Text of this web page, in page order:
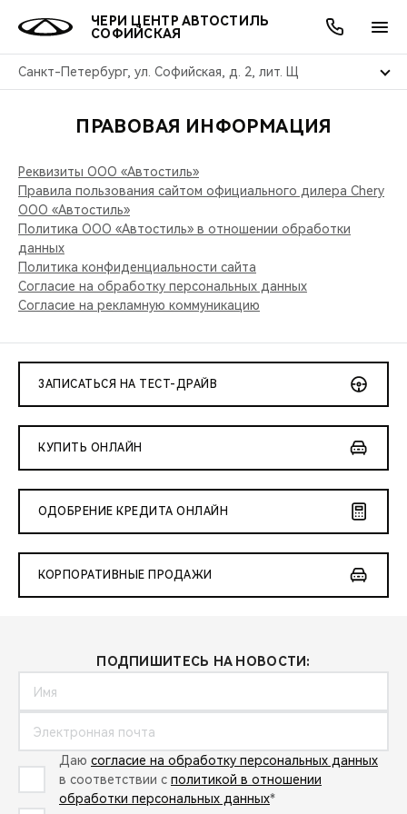
ЧЕРИ ЦЕНТР АВТОСТИЛЬ
СОФИЙСКАЯ
Санкт-Петербург, ул. Софийская, д. 2, лит. Щ
МОДЕЛИ
ВСЕ МОДЕЛИ
КРОССОВЕРЫ
СЕДАНЫ
НОВИНКИ
ПОКУПАТЕЛЯМ
ВЫБОР И ПОКУПКА
КРЕДИТ И СТРАХОВАНИЕ
ВЛАДЕЛЬЦАМ
СЕРВИС
ЗАПЧАСТИ И АКСЕССУАРЫ
ПОДДЕРЖКА
CHERY CONNECT
МИР CHERY
АКСЕССУАРЫ
О БРЕНДЕ
CHERY В СОЦСЕТЯХ
БЛАГОТВОРИТЕЛЬНОСТЬ
CHERY REMOTE
CHERY И СПОРТ
CHERY ДЛЯ ДЕТЕЙ
АКЦИИ
ВЫГОДЫ И АКЦИИ
ОНЛАЙН СЕРВИСЫ
ВЫБОР И ПОКУПКА
КРЕДИТ
О КОМПАНИИ
О НАС
МЫ В СОЦСЕТЯХ
ПРАВОВАЯ ИНФОРМАЦИЯ
Реквизиты ООО «Автостиль»
Правила пользования сайтом официального дилера Сhery
ООО «Автостиль»
Политика ООО «Автостиль» в отношении обработки
данных
Политика конфиденциальности сайта
Согласие на обработку персональных данных
Согласие на рекламную коммуникацию
ЗАПИСАТЬСЯ НА ТЕСТ-ДРАЙВ
КУПИТЬ ОНЛАЙН
ОДОБРЕНИЕ КРЕДИТА ОНЛАЙН
КОРПОРАТИВНЫЕ ПРОДАЖИ
ПОДПИШИТЕСЬ НА НОВОСТИ:
Даю согласие на обработку персональных данных
в соответствии с политикой в отношении
обработки персональных данных*